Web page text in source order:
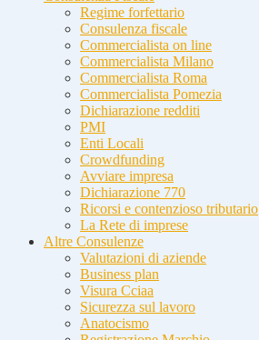
Regime forfettario
Consulenza fiscale
Commercialista on line
Commercialista Milano
Commercialista Roma
Commercialista Pomezia
Dichiarazione redditi
PMI
Enti Locali
Crowdfunding
Avviare impresa
Dichiarazione 770
Ricorsi e contenzioso tributario
La Rete di imprese
Altre Consulenze
Valutazioni di aziende
Business plan
Visura Cciaa
Sicurezza sul lavoro
Anatocismo